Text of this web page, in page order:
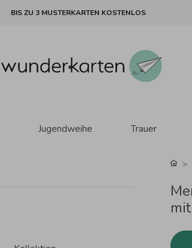
BIS ZU 3 MUSTERKARTEN KOSTENLOS
Jugendweihe Trauer